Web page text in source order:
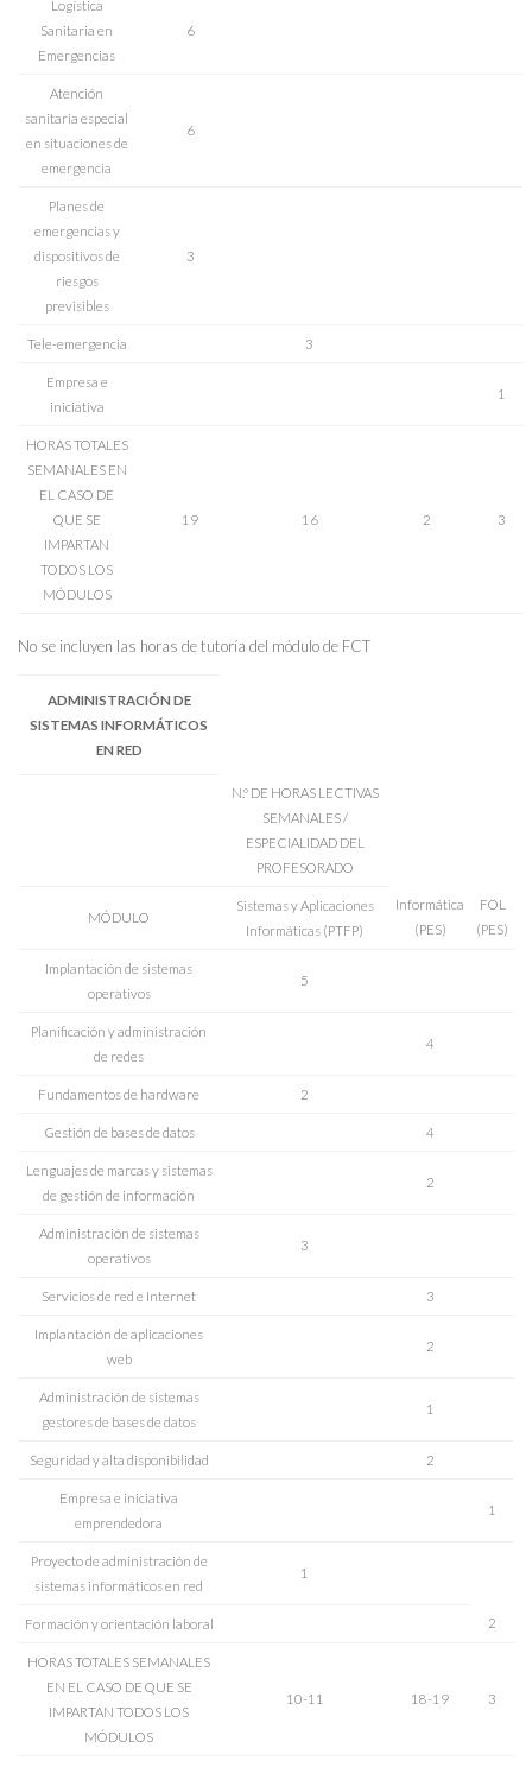
Logística
Sanitaria en
Emergencias
6
Atención
sanitaria especial
en situaciones de
emergencia
6
Planes de
emergencias y
dispositivos de
riesgos
previsibles
3
Tele-emergencia 3
Empresa e
iniciativa
1
HORAS TOTALES
SEMANALES EN
EL CASO DE
QUE SE
IMPARTAN
TODOS LOS
MÓDULOS
19 16 2 3
No se incluyen las horas de tutoría del módulo de FCT
ADMINISTRACIÓN DE
SISTEMAS INFORMÁTICOS
EN RED
N.º DE HORAS LECTIVAS
SEMANALES /
ESPECIALIDAD DEL
PROFESORADO
MÓDULO
Sistemas y Aplicaciones
Informáticas (PTFP)
Informática
(PES)
FOL
(PES)
Implantación de sistemas
operativos
5
Planificación y administración
de redes
4
Fundamentos de hardware 2
Gestión de bases de datos 4
Lenguajes de marcas y sistemas
de gestión de información
2
Administración de sistemas
operativos
3
Servicios de red e Internet 3
Implantación de aplicaciones
web
2
Administración de sistemas
gestores de bases de datos
1
Seguridad y alta disponibilidad 2
Empresa e iniciativa
emprendedora
1
Proyecto de administración de
sistemas informáticos en red
1
Formación y orientación laboral 2
HORAS TOTALES SEMANALES
EN EL CASO DE QUE SE
IMPARTAN TODOS LOS
MÓDULOS
10-11 18-19 3